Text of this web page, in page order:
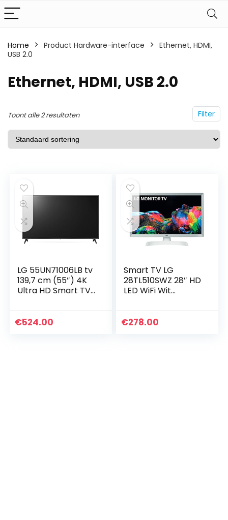
Home Product Hardware-interface
Ethernet, HDMI,
USB 2.0
Ethernet, HDMI, USB 2.0
Filter
Toont alle 2 resultaten
LG 55UN71006LB tv
139,7 cm (55″) 4K
Ultra HD Smart TV
€524.00
Smart TV LG
28TL510SWZ 28″ HD
LED WiFi Wit
€278.00